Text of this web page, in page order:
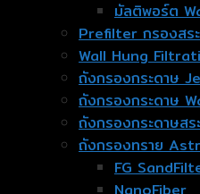
มัลติพอร์ต
Prefilter กรองสร
Wall Hung
ถังกรองกระดาษ
ถังกรองกระดาษ
ถังกรองกระดาษสร
ถังกรองทราย
FG